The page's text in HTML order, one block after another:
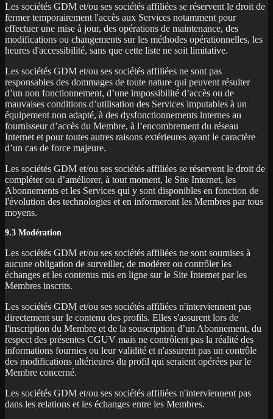
Les sociétés GDM et/ou ses sociétés affiliées se réservent le droit de
fermer temporairement l'accès aux Services notamment pour
effectuer une mise à jour, des opérations de maintenance, des
modifications ou changements sur les méthodes opérationnelles, les
heures d'accessibilité, sans que cette liste ne soit limitative.
Les sociétés GDM et/ou ses sociétés affiliées ne sont pas
responsables des dommages de toute nature qui peuvent résulter
d’un non fonctionnement, d’une impossibilité d’accès ou de
mauvaises conditions d’utilisation des Services imputables à un
équipement non adapté, à des dysfonctionnements internes au
fournisseur d’accès du Membre, à l’encombrement du réseau
Internet et pour toutes autres raisons extérieures ayant le caractère
d’un cas de force majeure.
Les sociétés GDM et/ou ses sociétés affiliées se réservent le droit de
compléter ou d’améliorer, à tout moment, le Site Internet, les
Abonnements et les Services qui y sont disponibles en fonction de
l'évolution des technologies et en informeront les Membres par tous
moyens.
9.3 Modération
Les sociétés GDM et/ou ses sociétés affiliées ne sont soumises à
aucune obligation de surveiller, de modérer ou contrôler les
échanges et les contenus mis en ligne sur le Site Internet par les
Membres inscrits.
Les sociétés GDM et/ou ses sociétés affiliées n'interviennent pas
directement sur le contenu des profils. Elles s'assurent lors de
l'inscription du Membre et de la souscription d’un Abonnement, du
respect des présentes CGUV mais ne contrôlent pas la réalité des
informations fournies ou leur validité et n'assurent pas un contrôle
des modifications ultérieures du profil qui seraient opérées par le
Membre concerné.
Les sociétés GDM et/ou ses sociétés affiliées n'interviennent pas
dans les relations et les échanges entre les Membres.